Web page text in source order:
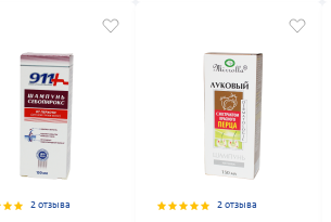
2 отзыва 2 отзыва